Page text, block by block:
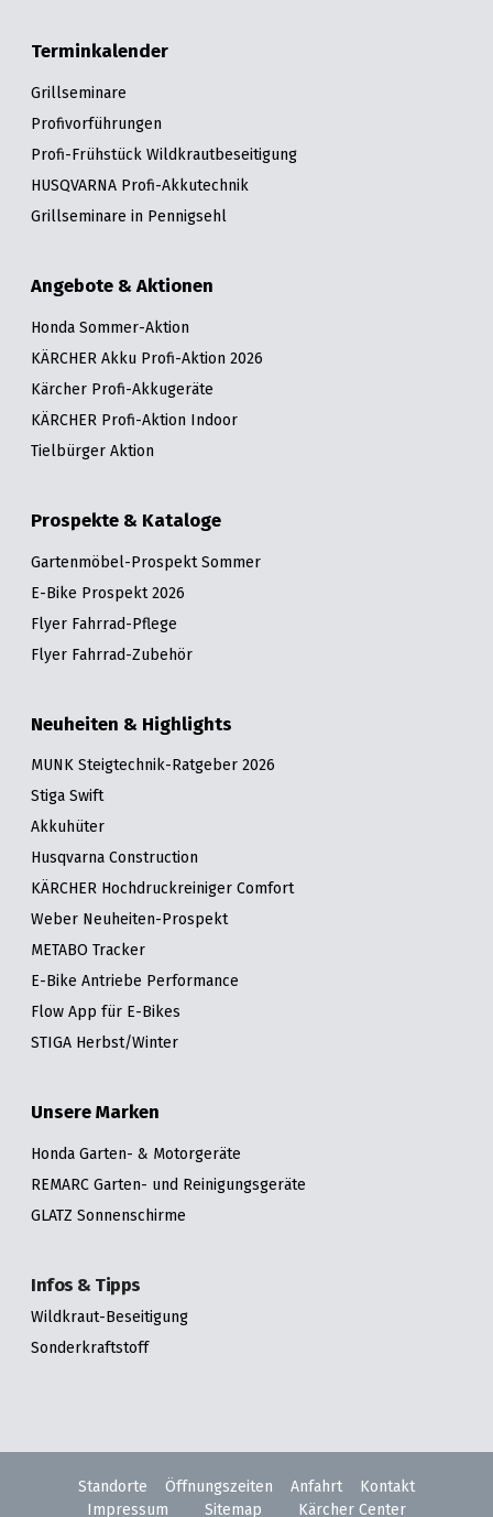
Terminkalender
Grillseminare
Profivorführungen
Profi-Frühstück Wildkrautbeseitigung
HUSQVARNA Profi-Akkutechnik
Grillseminare in Pennigsehl
Angebote & Aktionen
Honda Sommer-Aktion
KÄRCHER Akku Profi-Aktion 2026
Kärcher Profi-Akkugeräte
KÄRCHER Profi-Aktion Indoor
Tielbürger Aktion
Prospekte & Kataloge
Gartenmöbel-Prospekt Sommer
E-Bike Prospekt 2026
Flyer Fahrrad-Pflege
Flyer Fahrrad-Zubehör
Neuheiten & Highlights
MUNK Steigtechnik-Ratgeber 2026
Stiga Swift
Akkuhüter
Husqvarna Construction
KÄRCHER Hochdruckreiniger Comfort
Weber Neuheiten-Prospekt
METABO Tracker
E-Bike Antriebe Performance
Flow App für E-Bikes
STIGA Herbst/Winter
Unsere Marken
Honda Garten- & Motorgeräte
REMARC Garten- und Reinigungsgeräte
GLATZ Sonnenschirme
Infos & Tipps
Wildkraut-Beseitigung
Sonderkraftstoff
Standorte Öffnungszeiten Anfahrt
Kontakt
Impressum
Sitemap Kärcher Center